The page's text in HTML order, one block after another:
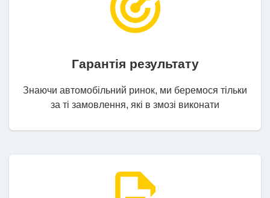
Гарантія результату
Знаючи автомобільний ринок, ми беремося тільки
за ті замовлення, які в змозі виконати